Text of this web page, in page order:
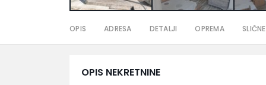
OPIS ADRESA DETALJI OPREMA
OPIS NEKRETNINE